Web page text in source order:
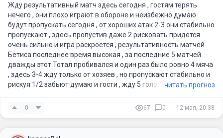
Жду результативный матч здесь сегодня , гостям терять
нечего , они плохо играют в обороне и неизбежно думаю
будут пропускать сегодня , от хороших атак 2-3 они стабильно
пропускают , здесь пропустив даже 2 рисковать придётся
очень сильно и игра раскроется , результативность матчей
Бетиса последнее время высокая , за последние 5 матчей
дважды этот Тотал пробивался и один раз было ровно 4 мяча
, здесь 3-4 жду только от хозяев , но пропускают стабильно и
рискуя 1/2 забьют думаю и гости , жду 5 голов на двоих
читать прогноз
0 67 0 12 мая, 20:38